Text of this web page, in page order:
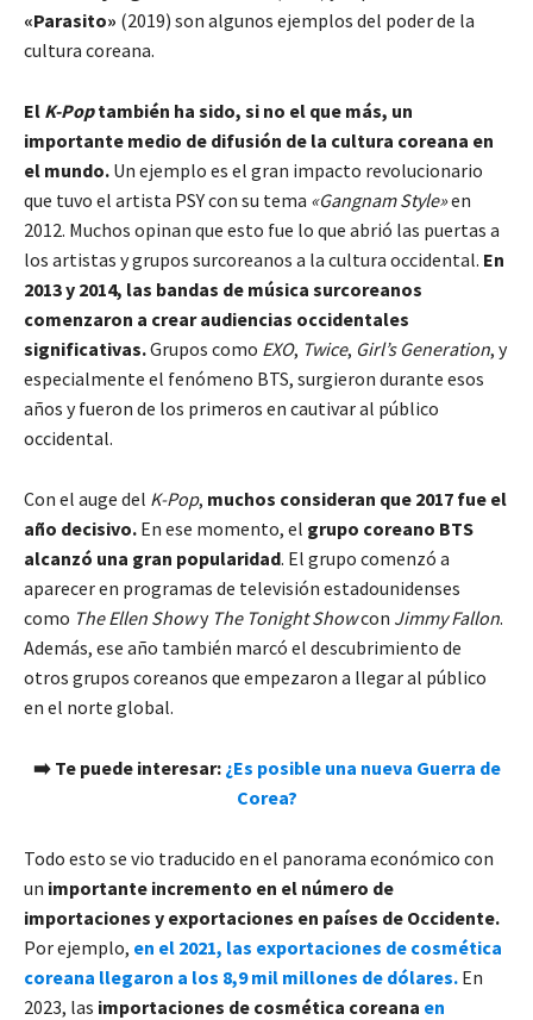
«Parasito» (2019) son algunos ejemplos del poder de la
cultura coreana.
El K-Poptambién ha sido, si no el que más, un
importante medio de difusión de la cultura coreana en
el mundo. Un ejemplo es el gran impacto revolucionario
que tuvo el artista PSY con su tema «Gangnam Style»en
2012. Muchos opinan que esto fue lo que abrió las puertas a
los artistas y grupos surcoreanos a la cultura occidental. En
2013 y 2014, las bandas de música surcoreanos
comenzaron a crear audiencias occidentales
significativas.Grupos como EXO, Twice, Girl’s Generation, y
especialmente el fenómeno BTS, surgieron durante esos
años y fueron de los primeros en cautivar al público
occidental.
Con el auge del K-Pop, muchos consideran que 2017 fue el
año decisivo. En ese momento, el grupo coreano BTS
alcanzó una gran popularidad. El grupo comenzó a
aparecer en programas de televisión estadounidenses
como The Ellen Showy The Tonight Showcon Jimmy Fallon.
Además, ese año también marcó el descubrimiento de
otros grupos coreanos que empezaron a llegar al público
en el norte global.
➡️ Te puede interesar: ¿Es posible una nueva Guerra de
Corea?
Todo esto se vio traducido en el panorama económico con
un importante incremento en el número de
importaciones y exportaciones en países de Occidente.
Por ejemplo, en el 2021, las exportaciones de cosmética
coreana llegaron a los 8,9 mil millones de dólares. En
2023, las importaciones de cosmética coreana en